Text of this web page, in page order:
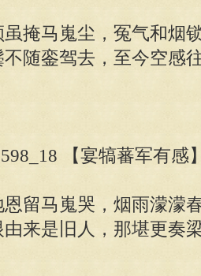
虽掩马嵬尘，冤气和烟
不随銮驾去，至今空感
【宴犒蕃军有感
恩留马嵬哭，烟雨濛濛
由来是旧人，那堪更奏